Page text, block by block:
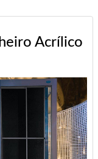
Acrílico